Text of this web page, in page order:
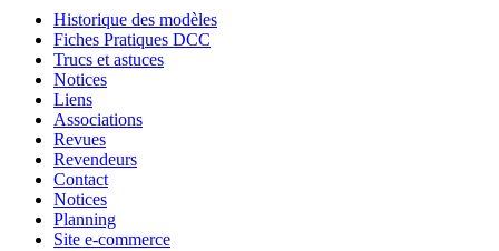
Historique des modèles
Fiches Pratiques DCC
Trucs et astuces
Notices
Liens
Associations
Revues
Revendeurs
Contact
Notices
Planning
Site e-commerce